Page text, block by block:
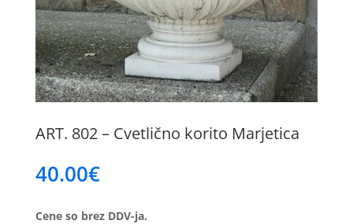
ART. 802 – Cvetlično korito Marjetica
40.00€
Cene so brez DDV-ja.